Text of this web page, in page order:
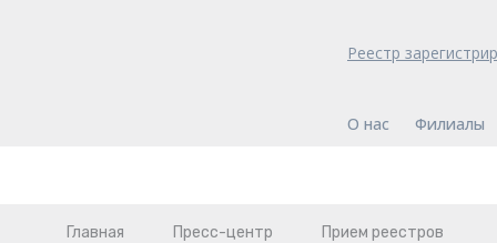
Реестр
О нас Филиалы
Главная Пресс-центр Прием реестров